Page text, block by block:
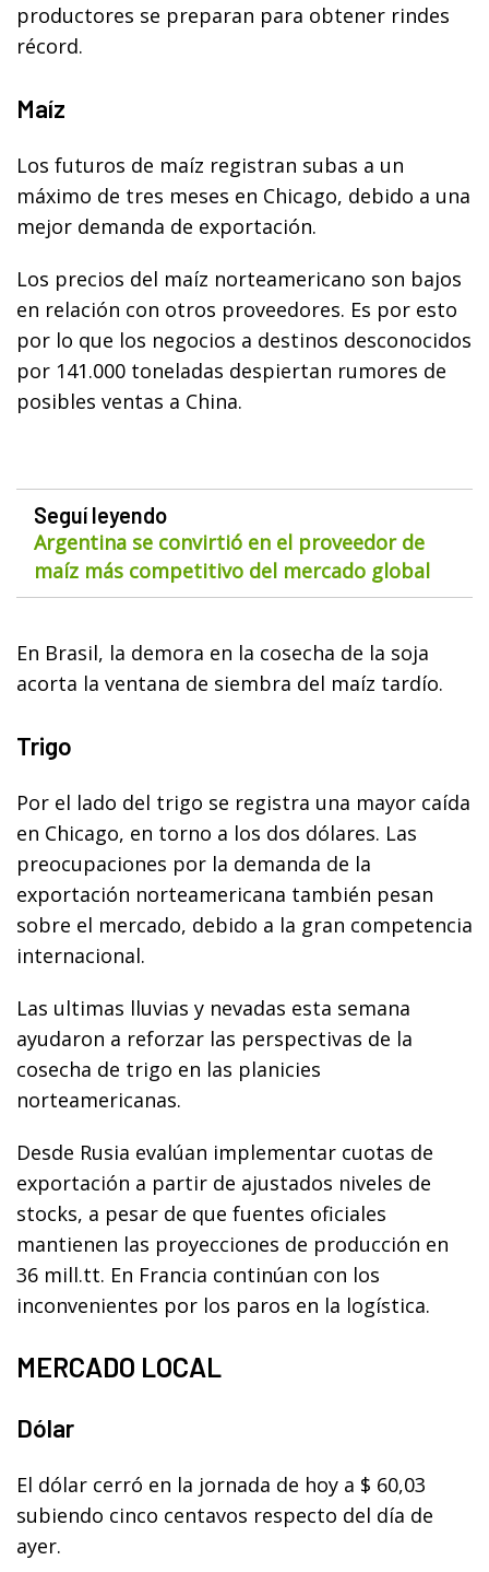
productores se preparan para obtener rindes
récord.
Maíz
Los futuros de maíz registran subas a un
máximo de tres meses en Chicago, debido a una
mejor demanda de exportación.
Los precios del maíz norteamericano son bajos
en relación con otros proveedores. Es por esto
por lo que los negocios a destinos desconocidos
por 141.000 toneladas despiertan rumores de
posibles ventas a China.
Seguí leyendo
Argentina se convirtió en el proveedor de
maíz más competitivo del mercado global
En Brasil, la demora en la cosecha de la soja
acorta la ventana de siembra del maíz tardío.
Trigo
Por el lado del trigo se registra una mayor caída
en Chicago, en torno a los dos dólares. Las
preocupaciones por la demanda de la
exportación norteamericana también pesan
sobre el mercado, debido a la gran competencia
internacional.
Las ultimas lluvias y nevadas esta semana
ayudaron a reforzar las perspectivas de la
cosecha de trigo en las planicies
norteamericanas.
Desde Rusia evalúan implementar cuotas de
exportación a partir de ajustados niveles de
stocks, a pesar de que fuentes oficiales
mantienen las proyecciones de producción en
36 mill.tt. En Francia continúan con los
inconvenientes por los paros en la logística.
MERCADO LOCAL
Dólar
El dólar cerró en la jornada de hoy a $ 60,03
subiendo cinco centavos respecto del día de
ayer.